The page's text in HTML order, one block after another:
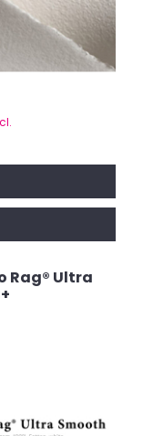
Rag® Ultra